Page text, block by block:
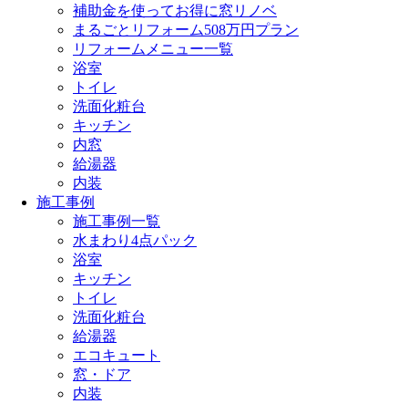
補助金を使ってお得に窓リノベ
まるごとリフォーム508万円プラン
リフォームメニュー一覧
浴室
トイレ
洗面化粧台
キッチン
内窓
給湯器
内装
施工事例
施工事例一覧
水まわり4点パック
浴室
キッチン
トイレ
洗面化粧台
給湯器
エコキュート
窓・ドア
内装